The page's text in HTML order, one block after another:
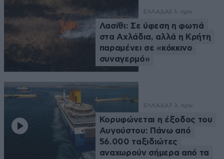
ΕΛΛΑΔΑ3 λ. πριν
Λασίθι: Σε ύφεση η φωτιά
στα Αχλάδια, αλλά η Κρήτη
παραμένει σε «κόκκινο
συναγερμό»
ΕΛΛΑΔΑ7 λ. πριν
Κορυφώνεται η έξοδος του
Αυγούστου: Πάνω από
56.000 ταξιδιώτες
αναχωρούν σήμερα από τα